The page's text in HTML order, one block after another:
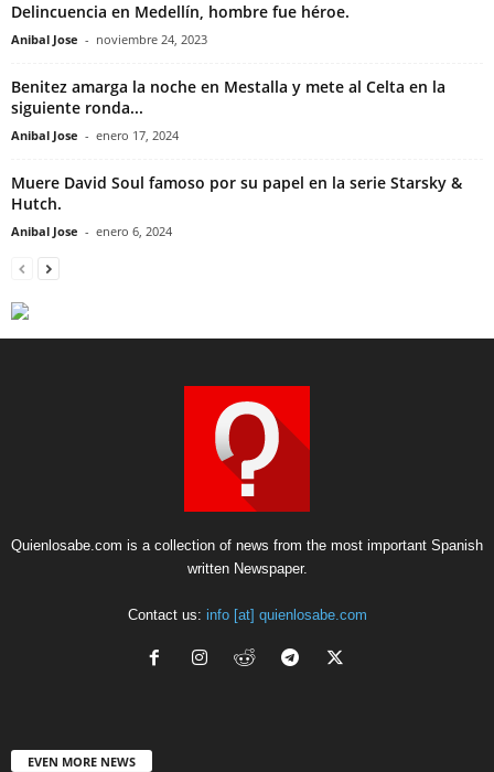
Delincuencia en Medellín, hombre fue héroe.
Anibal Jose - noviembre 24, 2023
Benitez amarga la noche en Mestalla y mete al Celta en la
siguiente ronda...
Anibal Jose - enero 17, 2024
Muere David Soul famoso por su papel en la serie Starsky &
Hutch.
Anibal Jose - enero 6, 2024
Quienlosabe.com is a collection of news from the most important Spanish
written Newspaper.
Contact us: info [at] quienlosabe.com
EVEN MORE NEWS